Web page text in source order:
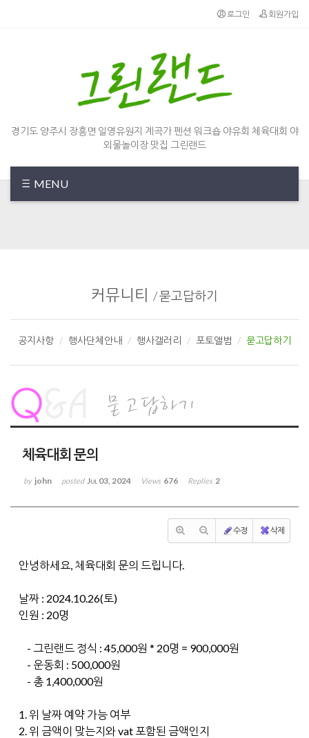
로그인 회원가입
경기도 양주시 장흥면 일영유원지 계곡가 펜션 워크숍 야유회 체육대회 야
외물놀이장 맛집 그린랜드
MENU
커뮤니티 /묻고답하기
공지사항 행사단체안내 행사갤러리 포토앨범 묻고답하기
체육대회 문의
by john posted Jul 03, 2024 Views 676 Replies 2
수정 삭제
안녕하세요, 체육대회 문의 드립니다.
날짜 : 2024.10.26(토)
인원 : 20명
- 그린랜드 정식 : 45,000원 * 20명 = 900,000원
- 운동회 : 500,000원
- 총 1,400,000원
1. 위 날짜 예약 가능 여부
2. 위 금액이 맞는지와 vat 포함된 금액인지